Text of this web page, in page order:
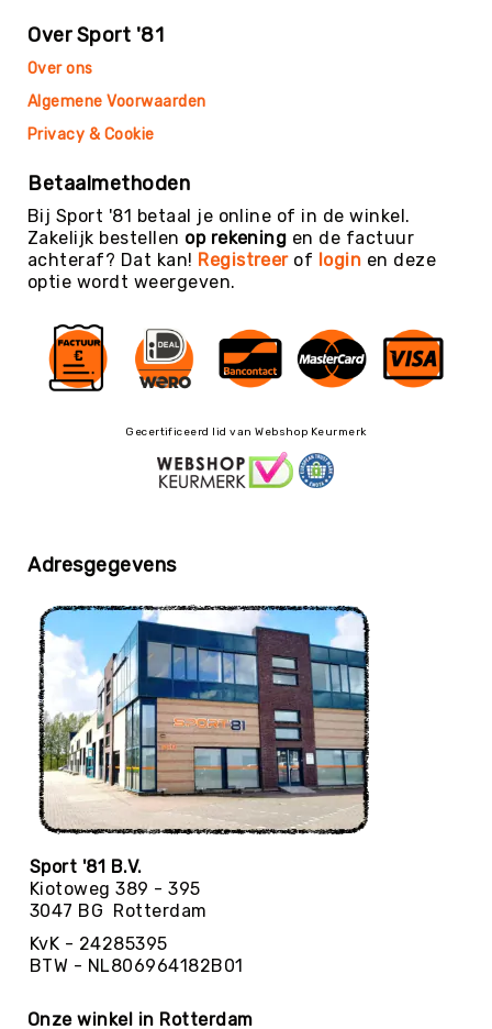
American
Golfballen
Handballen
Hockeyballen
Honkballen
Softballen
Korfballen
Rugbyballen
Tennisballen
Voetballen
Volleyballen
Luchtgevulde
ballen
Pleinballen
Speciale
ballen
Skippyballen
Ballenpakketten
Sportballen
-
Speelballen
-
Pakketten
Pleinballen
Pakketten
Over Sport '81
Over ons
Algemene Voorwaarden
Privacy & Cookie
Betaalmethoden
Bij Sport '81 betaal je online of in de winkel.
Zakelijk bestellen op rekening en de factuur
achteraf? Dat kan! Registreerof login en deze
optie wordt weergeven.
Gecertificeerd lid van Webshop Keurmerk
Adresgegevens
Sport '81 B.V.
Kiotoweg 389 - 395
3047 BG Rotterdam
KvK - 24285395
BTW - NL806964182B01
Onze winkel in Rotterdam